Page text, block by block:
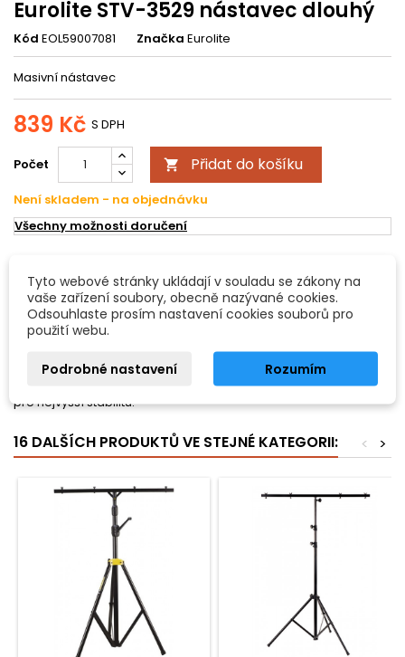
Eurolite STV-3529 nástavec dlouhý
Kód EOL59007081 Značka Eurolite
Masivní nástavec
839 Kč S DPH
Počet  Přidat do košíku
Není skladem - na objednávku
Všechny možnosti doručení
POPIS DETAILY PRODUKTU
Eurolite STV-3529 nástavec dlouhý
Eurolite STV-3528 nástavec dlouhý. Pro stojany s teleskopickou
tyčí o průměru 35 mm. Spojovací prvek pro pro příčný nosník s
28 mm čepem. S M6 a M8 upevňovacím šroubem. Těžká verze
pro nejvyšší stabilitu.
16 DALŠÍCH PRODUKTŮ VE STEJNÉ KATEGORII: >
<
Tyto webové stránky ukládají v souladu se zákony na
vaše zařízení soubory, obecně nazývané cookies.
Odsouhlaste prosím nastavení cookies souborů pro
použití webu.
Podrobné nastavení Rozumím